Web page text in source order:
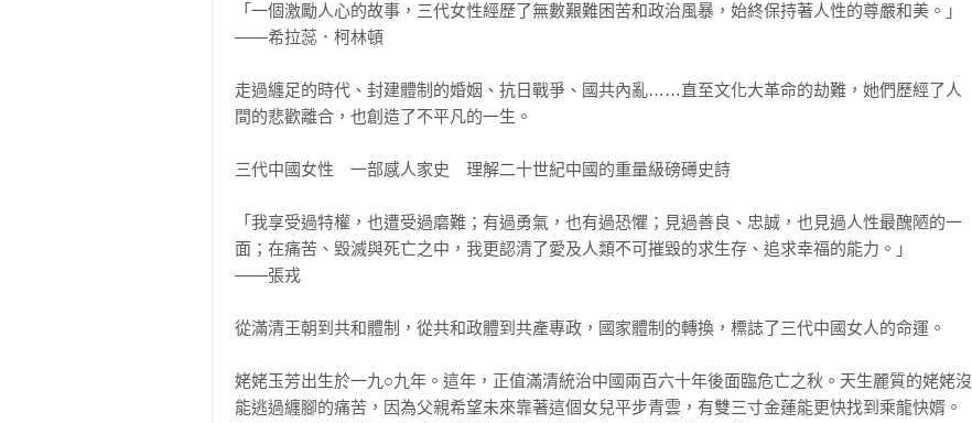
「一個激勵人心的故事，三代女性經歷了無數艱難困苦和政治風暴，始終保持著人性的尊嚴和美。」
——希拉蕊．柯林頓
走過纏足的時代、封建體制的婚姻、抗日戰爭、國共內亂……直至文化大革命的劫難，她們歷經了人
間的悲歡離合，也創造了不平凡的一生。
三代中國女性　一部感人家史　理解二十世紀中國的重量級磅礡史詩
「我享受過特權，也遭受過磨難；有過勇氣，也有過恐懼；見過善良、忠誠，也見過人性最醜陋的一
面；在痛苦、毀滅與死亡之中，我更認清了愛及人類不可摧毀的求生存、追求幸福的能力。」
——張戎
從滿清王朝到共和體制，從共和政體到共產專政，國家體制的轉換，標誌了三代中國女人的命運。
姥姥玉芳出生於一九○九年。這年，正值滿清統治中國兩百六十年後面臨危亡之秋。天生麗質的姥姥沒
能逃過纏腳的痛苦，因為父親希望未來靠著這個女兒平步青雲，有雙三寸金蓮能更快找到乘龍快婿。